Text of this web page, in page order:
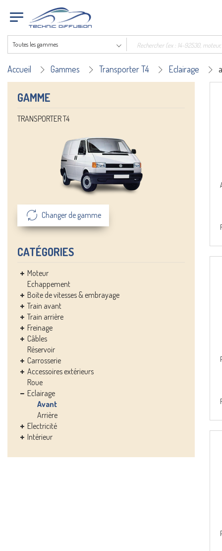
Toutes les gammes
Accueil Gammes Transporter T4 Eclairage
GAMME
TRANSPORTER T4
Changer de gamme
CATÉGORIES
Moteur
Echappement
Boite de vitesses & embrayage
Train avant
Train arrière
Freinage
Câbles
Réservoir
Carrosserie
Accessoires extérieurs
Roue
Eclairage
Avant
Arrière
Electricité
Intérieur